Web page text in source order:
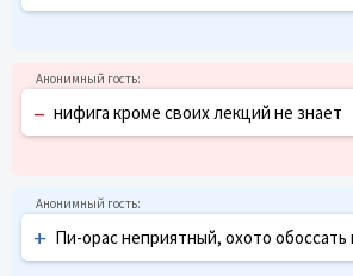
– нифига кроме своих лекций не знает
+ Пи-орас неприятный, охото обоссать